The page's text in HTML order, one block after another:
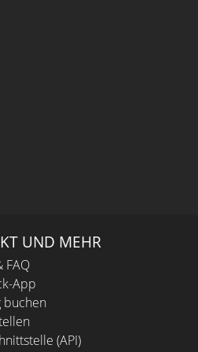
UND MEHR
FAQ
App
buchen
(API)